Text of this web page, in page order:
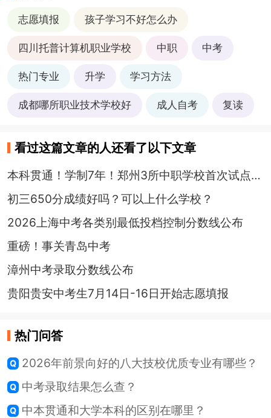
志愿填报 孩子学习不好怎么办
四川托普计算机职业学校 中职 中考
热门专业 升学 学习方法
成都哪所职业技术学校好 成人自考 复读
看过这篇文章的人还看了以下文章
本科贯通！学制7年！郑州3所中职学校首次试点，最低控制线548分
初三650分成绩好吗？可以上什么学校？
2026上海中考各类别最低投档控制分数线公布
重磅！事关青岛中考
漳州中考录取分数线公布
贵阳贵安中考生7月14日-16日开始志愿填报
热门问答
2026年前景向好的八大技校优质专业有哪些？
中考录取结果怎么查？
中本贯通和大学本科的区别在哪里？